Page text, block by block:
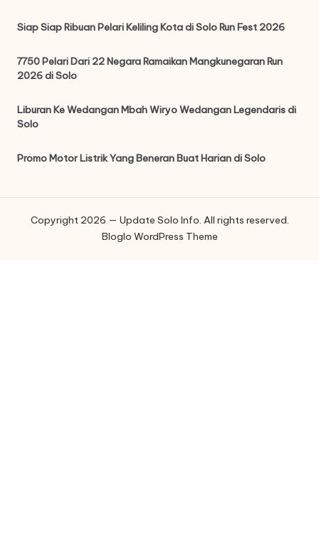
Siap Siap Ribuan Pelari Keliling Kota di Solo Run Fest 2026
7750 Pelari Dari 22 Negara Ramaikan Mangkunegaran Run
2026 di Solo
Liburan Ke Wedangan Mbah Wiryo Wedangan Legendaris di
Solo
Promo Motor Listrik Yang Beneran Buat Harian di Solo
Copyright 2026 — Update Solo Info. All rights reserved.
Bloglo WordPress Theme